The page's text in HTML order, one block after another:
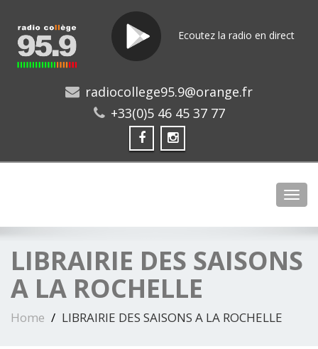
Ecoutez la radio en direct
radiocollege95.9@orange.fr
+33(0)5 46 45 37 77
LIBRAIRIE DES SAISONS
A LA ROCHELLE
Home LIBRAIRIE DES SAISONS A LA ROCHELLE